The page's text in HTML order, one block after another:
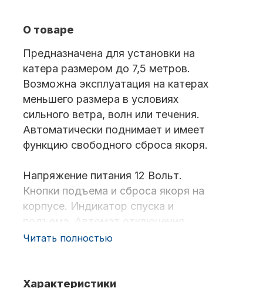
Аксессуары для лодок и
катеров
лодочных моторов
О товаре
Предназначена для установки на
катера размером до 7,5 метров.
Возможна эксплуатация на катерах
меньшего размера в условиях
сильного ветра, волн или течения.
Автоматически поднимает и имеет
функцию свободного сброса якоря.
Напряжение питания 12 Вольт.
Кнопки подъема и сброса якоря на
корпусе. Индикатор спуска и
подъема. Автомат отключения
питания при перегрузке.
лебедкой в комплекте (Батарейка
Читать полностью
Характеристики